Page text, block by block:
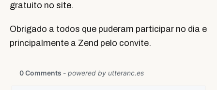
gratuito no site.
Obrigado a todos que puderam participar no dia e
principalmente a Zend pelo convite.